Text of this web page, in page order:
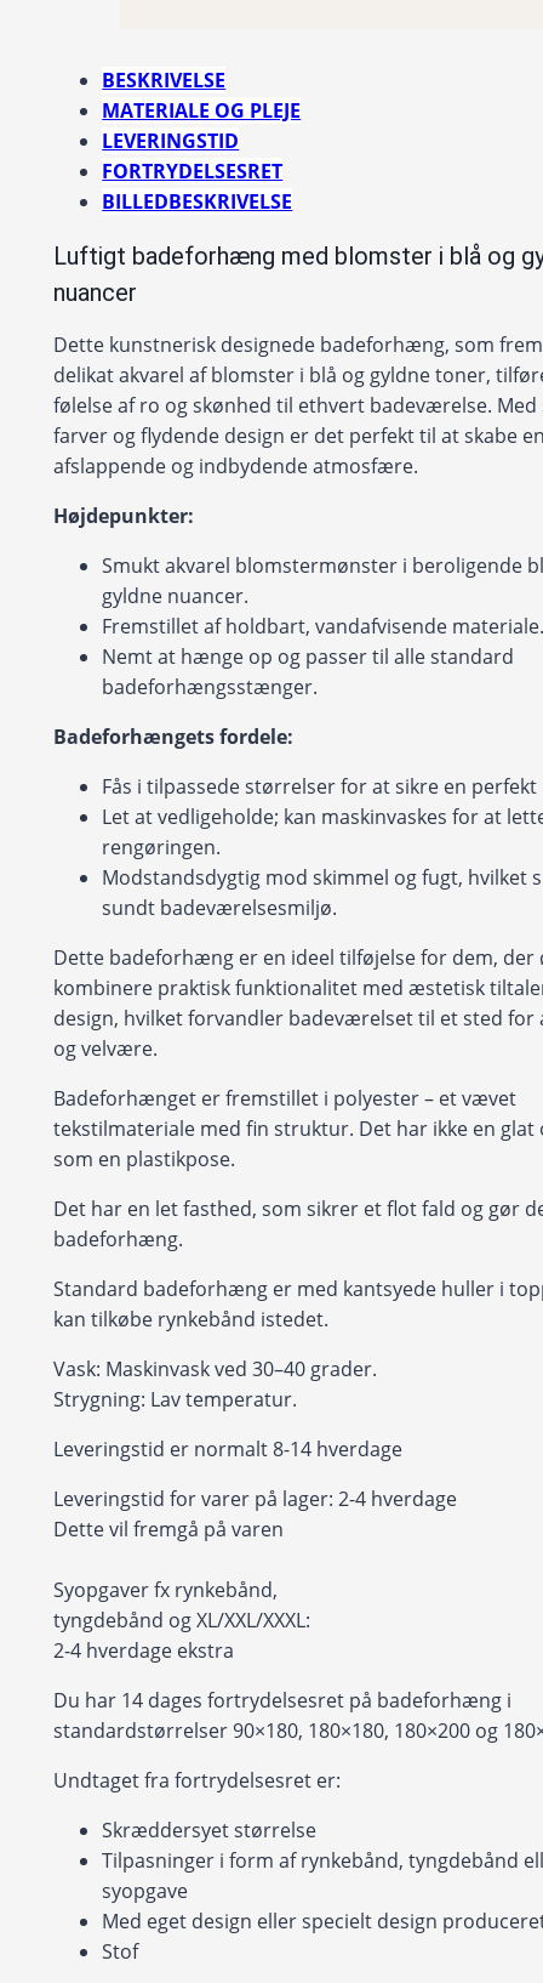
BESKRIVELSE
MATERIALE OG PLEJE
LEVERINGSTID
FORTRYDELSESRET
BILLEDBESKRIVELSE
Luftigt badeforhæng med blomster i blå og
nuancer
Dette kunstnerisk designede badeforhæng, som
delikat akvarel af blomster i blå og gyldne toner,
følelse af ro og skønhed til ethvert badeværelse. Med
farver og flydende design er det perfekt til at skabe
afslappende og indbydende atmosfære.
Højdepunkter:
Smukt akvarel blomstermønster i beroligende
gyldne nuancer.
Fremstillet af holdbart, vandafvisende
Nemt at hænge op og passer til alle standard
badeforhængsstænger.
Badeforhængets fordele:
Fås i tilpassede størrelser for at sikre en
Let at vedligeholde; kan maskinvaskes for at
rengøringen.
Modstandsdygtig mod skimmel og fugt, hvilket
sundt badeværelsesmiljø.
Dette badeforhæng er en ideel tilføjelse for dem, der
kombinere praktisk funktionalitet med æstetisk
design, hvilket forvandler badeværelset til et sted for
og velvære.
Badeforhænget er fremstillet i polyester – et vævet
tekstilmateriale med fin struktur. Det har ikke en glat
som en plastikpose.
Det har en let fasthed, som sikrer et flot fald og gør
badeforhæng.
Standard badeforhæng er med kantsyede huller i
kan tilkøbe rynkebånd istedet.
Vask: Maskinvask ved 30–40 grader.
Strygning: Lav temperatur.
Leveringstid er normalt 8-14 hverdage
Leveringstid for varer på lager: 2-4 hverdage
Dette vil fremgå på varen
Syopgaver fx rynkebånd,
tyngdebånd og XL/XXL/XXXL:
2-4 hverdage ekstra
Du har 14 dages fortrydelsesret på badeforhæng i
standardstørrelser 90×180, 180×180, 180×200 og
Undtaget fra fortrydelsesret er:
Skræddersyet størrelse
Tilpasninger i form af rynkebånd, tyngdebånd
syopgave
Med eget design eller specielt design
Stof